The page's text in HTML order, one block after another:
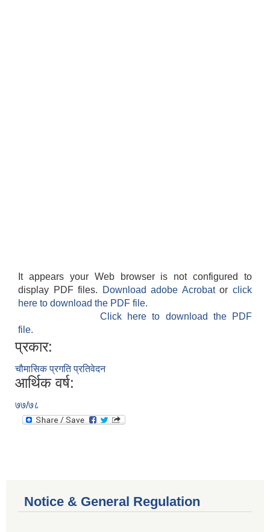
It appears your Web browser is not configured to
display PDF files.
Download adobe Acrobatorclick
here to download the PDF file.
Click here to download the PDF
file.
प्रकार:
चौमासिक प्रगति प्रतिवेदन
आर्थिक वर्ष:
७७/७८
Notice & General Regulation